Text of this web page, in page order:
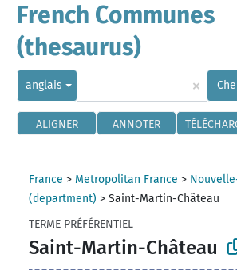
French Communes
(thesaurus)
anglais ×
ALIGNER ANNOTER
France > Metropolitan France >
(department) >Saint-Martin-Château
TERME PRÉFÉRENTIEL
Saint-Martin-Château